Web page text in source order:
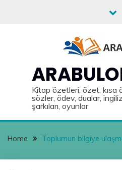
Kitap özetleri, özet, kısa
sözler, ödev, dualar,
şarkıları, oyunlar
Home Toplumun bilgiye